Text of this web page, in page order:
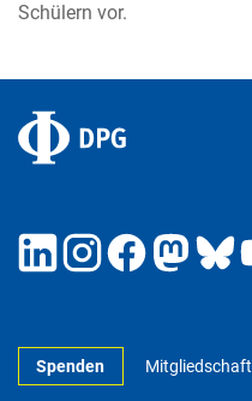
Schülern vor.
Spenden Mitgliedschaft